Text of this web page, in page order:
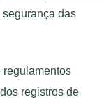
das
regulamentos
registros de